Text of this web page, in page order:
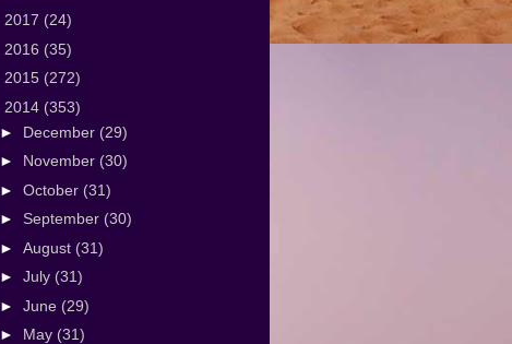
2017 (24)
2016 (35)
2015 (272)
2014 (353)
► December (29)
► November (30)
► October (31)
► September (30)
► August (31)
► July (31)
► June (29)
► May (31)